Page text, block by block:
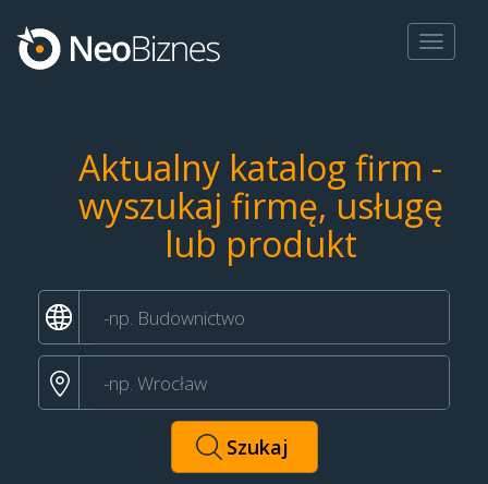
Toggle
Aktualny katalog firm -
wyszukaj firmę, usługę
lub produkt